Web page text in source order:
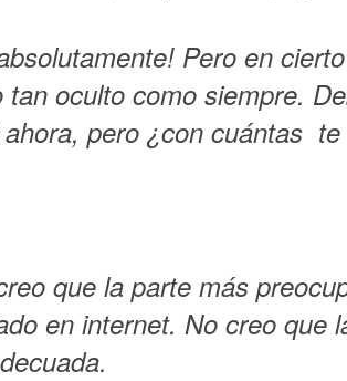
Pero en
tan oculto como siempre.
pero ¿con cuántas
que la parte más
en internet. No creo que